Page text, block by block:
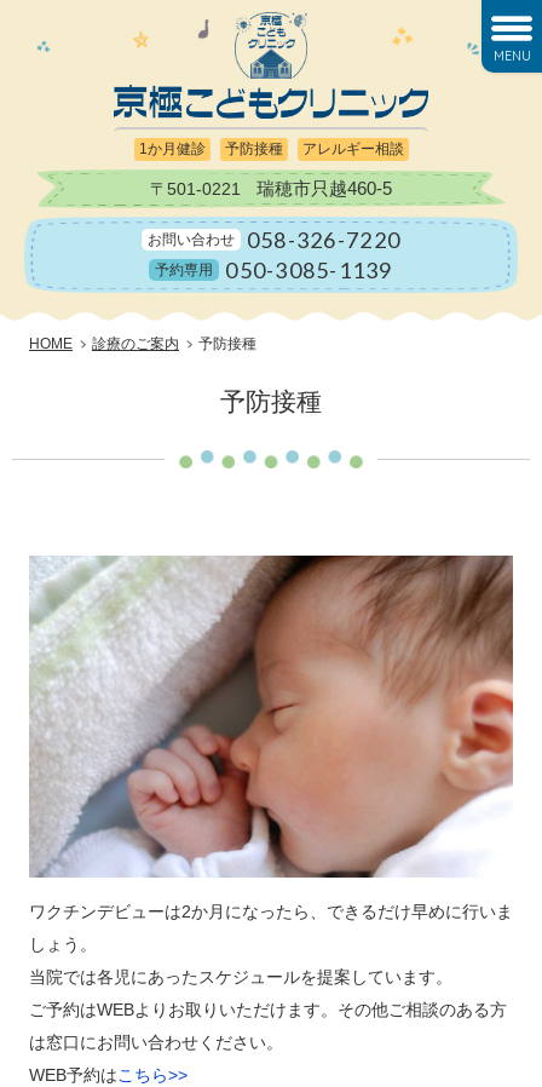
1か月健診 予防接種 アレルギー相談
〒501-0221 瑞穂市只越460-5
お問い合わせ 058-326-7220
予約専用 050-3085-1139
MENU
HOME 診療のご案内 予防接種
予防接種
ワクチンデビューは2か月になったら、できるだけ早めに行いま
しょう。
当院では各児にあったスケジュールを提案しています。
ご予約はWEBよりお取りいただけます。その他ご相談のある方
は窓口にお問い合わせください。
WEB予約はこちら>>